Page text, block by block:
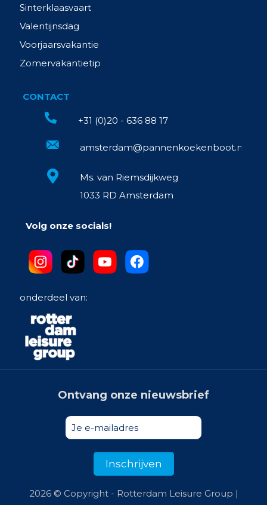
Sinterklaasvaart
Valentijnsdag
Voorjaarsvakantie
Zomervakantietip
CONTACT
+31 (0)20 - 636 88 17
amsterdam@pannenkoekenboot.nl
Ms. van Riemsdijkweg
1033 RD Amsterdam
Volg onze socials!
onderdeel van:
Ontvang onze nieuwsbrief
2026 © Copyright - Rotterdam Leisure Group |